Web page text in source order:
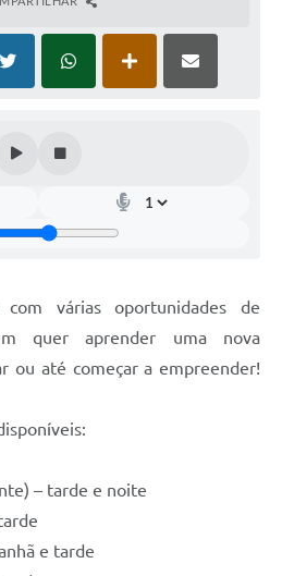
várias oportunidades de
quer aprender uma nova
ou até começar a empreender!
– tarde e noite
e tarde